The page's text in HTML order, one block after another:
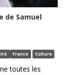
de Samuel
France Culture
toutes les